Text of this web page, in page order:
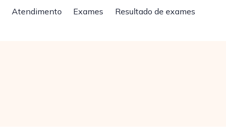
Atendimento Exames
Resultado de exames